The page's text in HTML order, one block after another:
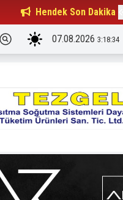
Hendek Son Dakika
Başkanı...
07.08.2026 3:18:36